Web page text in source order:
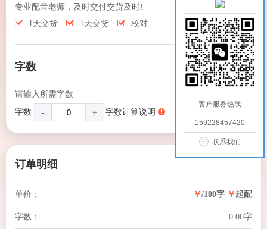
专业配音老师，及时交付交货及时!
1天交货
1天交货 校对
字数
请输入所需字数
字数
- + 字数计算说明
订单明细
单价： ￥/100字 ￥ 起配
字数： 0.00字
客户服务热线
159228457420
联系我们